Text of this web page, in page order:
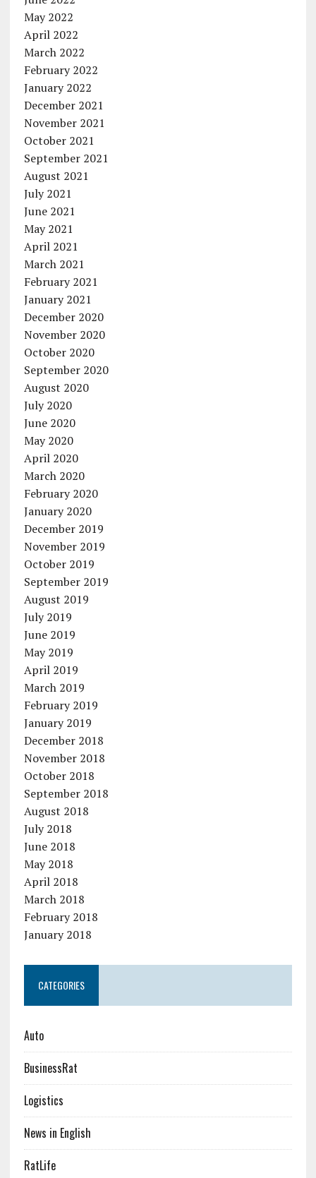
May 2022
April 2022
March 2022
February 2022
January 2022
December 2021
November 2021
October 2021
September 2021
August 2021
July 2021
June 2021
May 2021
April 2021
March 2021
February 2021
January 2021
December 2020
November 2020
October 2020
September 2020
August 2020
July 2020
June 2020
May 2020
April 2020
March 2020
February 2020
January 2020
December 2019
November 2019
October 2019
September 2019
August 2019
July 2019
June 2019
May 2019
April 2019
March 2019
February 2019
January 2019
December 2018
November 2018
October 2018
September 2018
August 2018
July 2018
June 2018
May 2018
April 2018
March 2018
February 2018
January 2018
CATEGORIES
Auto
BusinessRat
Logistics
News in English
RatLife